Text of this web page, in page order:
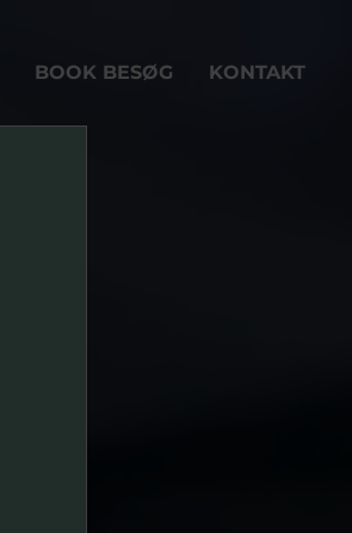
BOOK BESØG KONTAKT